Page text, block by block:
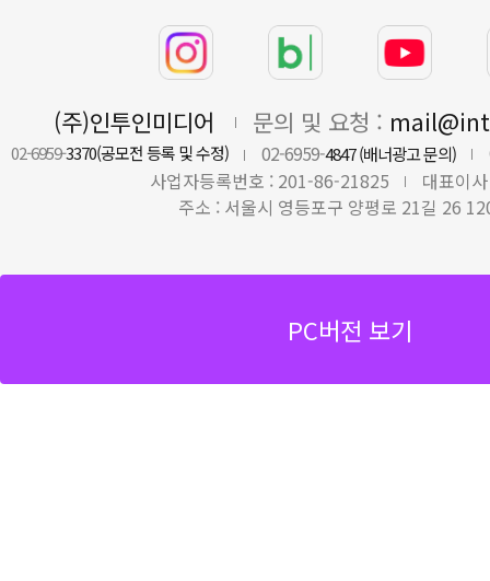
(주)인투인미디어 문의 및 요청 :
02-6959-3370(공모전 등록 및 수정) 02-6959-4847 (배너광고 문의)
사업자등록번호 : 201-86-21825
대표이
주소 : 서울시 영등포구 양평로 21길 26
PC버전 보기